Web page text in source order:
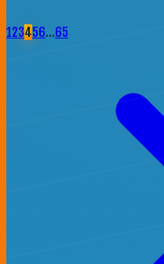
123456…65